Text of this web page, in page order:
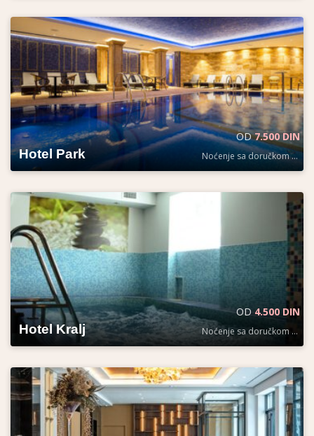
Hotel Park
OD7.500 DIN
Noćenje sa doručkom po osobi
Hotel Kralj
OD 4.500 DIN
Noćenje sa doručkom po osobi